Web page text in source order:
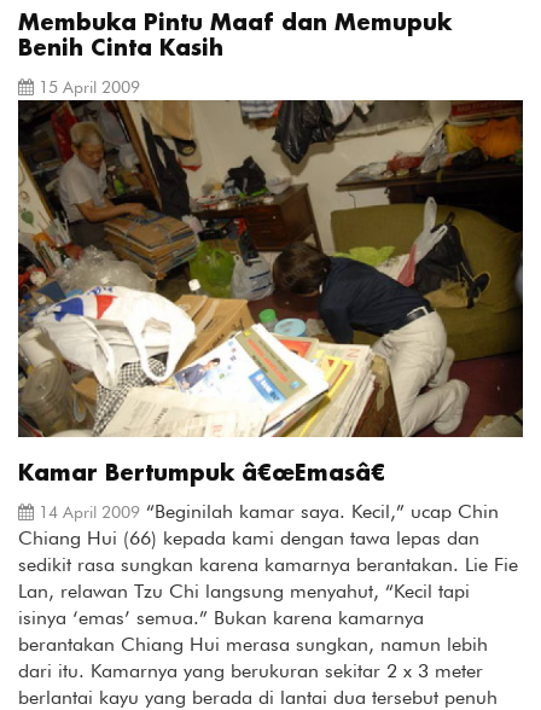
Membuka Pintu Maaf dan Memupuk
Benih Cinta Kasih
15 April 2009
Kamar Bertumpuk â€œEmasâ€
14 April 2009 “Beginilah kamar saya. Kecil,” ucap Chin
Chiang Hui (66) kepada kami dengan tawa lepas dan
sedikit rasa sungkan karena kamarnya berantakan. Lie Fie
Lan, relawan Tzu Chi langsung menyahut, “Kecil tapi
isinya ‘emas’ semua.” Bukan karena kamarnya
berantakan Chiang Hui merasa sungkan, namun lebih
dari itu. Kamarnya yang berukuran sekitar 2 x 3 meter
berlantai kayu yang berada di lantai dua tersebut penuh